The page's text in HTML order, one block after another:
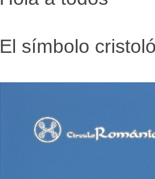
El símbolo